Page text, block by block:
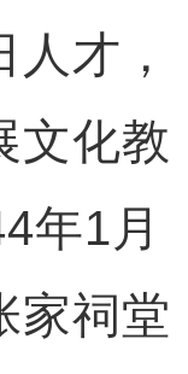
才，
文化教
年1月
家祠堂